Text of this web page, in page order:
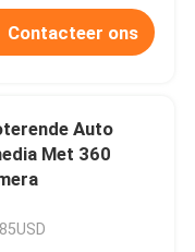
Contacteer ons
Auto
Met 360